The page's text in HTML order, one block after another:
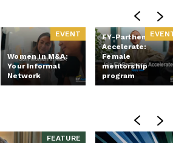
EVENT
Women in M&A:
Your Informal
Network
EY-Parthenon
Accelerate:
Female
mentorship
program
FEATURE